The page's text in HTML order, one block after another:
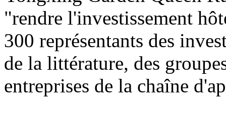
"rendre l'investissement
300 représentants des
de la littérature, des
entreprises de la chaîne